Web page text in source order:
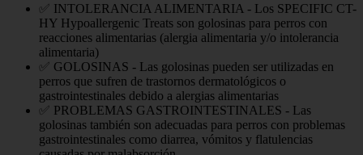
✅ INTOLERANCIA ALIMENTARIA - Los SPECIFIC CT-
HY Hypoallergenic Treats son golosinas para perros con
reacciones alimentarias (alergia alimentaria y/o intolerancia
alimentaria)
✅ GOLOSINAS - Las golosinas pueden ser utilizadas en
perros que sufren de trastornos dermatológicos o
gastrointestinales debido a alergias alimentarias
✅ PROBLEMAS GASTROINTESTINALES - Las
golosinas también son adecuadas para perros con problemas
gastrointestinales como diarrea, vómitos y flatulencias